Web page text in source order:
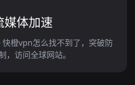
媒体加速
橙vpn怎么找不到了，突破防
，访问全球网站。